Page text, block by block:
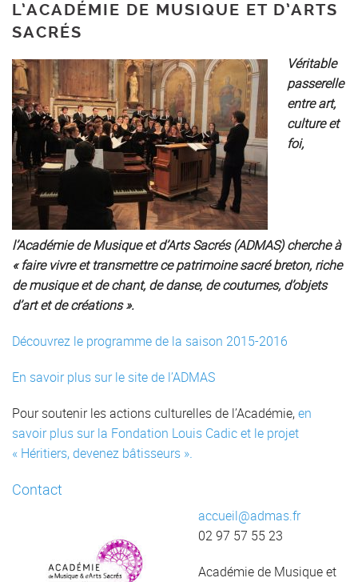
L’ACADÉMIE DE MUSIQUE ET D’ARTS
SACRÉS
Véritable
passerelle
entre art,
culture et
foi,
l’Académie de Musique et d’Arts Sacrés (ADMAS) cherche à
« faire vivre et transmettre ce patrimoine sacré breton, riche
de musique et de chant, de danse, de coutumes, d’objets
d’art et de créations ».
Découvrez le programme de la saison 2015-2016
En savoir plus sur le site de l’ADMAS
Pour soutenir les actions culturelles de l’Académie,en
savoir plus sur la Fondation Louis Cadic et le projet
« Héritiers, devenez bâtisseurs ».
Contact
accueil@admas.fr
02 97 57 55 23
Académie de Musique et